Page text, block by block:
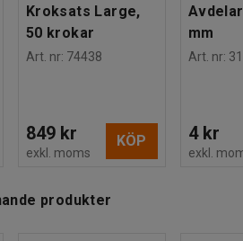
Kroksats Large,
50 krokar
Art. nr: 74438
849 kr
exkl. moms
KÖP
mm
Art. nr:
4 kr
exkl.
produkter